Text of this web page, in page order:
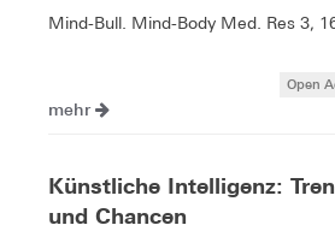
Mind-Bull. Mind-Body Med. Res 3,
Open
mehr
Künstliche Intelligenz:
und Chancen